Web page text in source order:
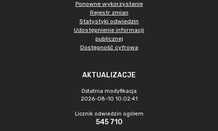
Ponowne wykorzystanie
Rejestr zmian
Statystyki odwiedzin
Udostępnienie informacji
publicznej
Dostępność cyfrowa
AKTUALIZACJE
Ostatnia modyfikacja
2026-08-10 10:02:41
Licznik odwiedzin ogółem
545 710